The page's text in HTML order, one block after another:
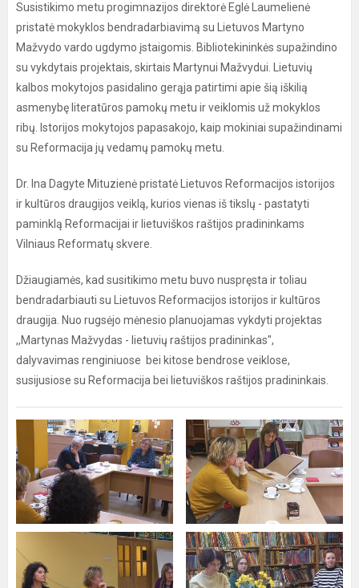
Susistikimo metu progimnazijos direktorė Eglė Laumelienė
pristatė mokyklos bendradarbiavimą su Lietuvos Martyno
Mažvydo vardo ugdymo įstaigomis. Bibliotekininkės supažindino
su vykdytais projektais, skirtais Martynui Mažvydui. Lietuvių
kalbos mokytojos pasidalino gerąja patirtimi apie šią iškilią
asmenybę literatūros pamokų metu ir veiklomis už mokyklos
ribų. Istorijos mokytojos papasakojo, kaip mokiniai supažindinami
su Reformacija jų vedamų pamokų metu.
Dr. Ina Dagyte Mituzienė pristatė Lietuvos Reformacijos istorijos
ir kultūros draugijos veiklą, kurios vienas iš tikslų - pastatyti
paminklą Reformacijai ir lietuviškos raštijos pradininkams
Vilniaus Reformatų skvere.
Džiaugiamės, kad susitikimo metu buvo nuspręsta ir toliau
bendradarbiauti su Lietuvos Reformacijos istorijos ir kultūros
draugija. Nuo rugsėjo mėnesio planuojamas vykdyti projektas
,,Martynas Mažvydas - lietuvių raštijos pradininkas",
dalyvavimas renginiuose bei kitose bendrose veiklose,
susijusiose su Reformacija bei lietuviškos raštijos pradininkais.